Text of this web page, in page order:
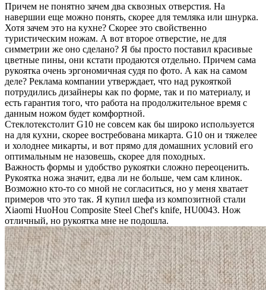
Причем не понятно зачем два сквозных отверстия. На
навершии еще можно понять, скорее для темляка или шнурка.
Хотя зачем это на кухне? Скорее это свойственно
туристическим ножам. А вот второе отверстие, не для
симметрии же оно сделано? Я бы просто поставил красивые
цветные пины, они кстати продаются отдельно. Причем сама
рукоятка очень эргономичная судя по фото. А как на самом
деле? Реклама компании утверждает, что над рукояткой
потрудились дизайнеры как по форме, так и по материалу, и
есть гарантия того, что работа на продолжительное время с
данным ножом будет комфортной.
Стеклотекстолит G10 не совсем как бы широко используется
на для кухни, скорее востребована микарта. G10 он и тяжелее
и холоднее микарты, и вот прямо для домашних условий его
оптимальным не назовешь, скорее для походных.
Важность формы и удобство рукоятки сложно переоценить.
Рукоятка ножа значит, едва ли не больше, чем сам клинок.
Возможно кто-то со мной не согласиться, но у меня хватает
примеров что это так. Я купил шефа из композитной стали
Xiaomi HuoHou Composite Steel Chef's knife, HU0043. Нож
отличный, но рукоятка мне не подошла.